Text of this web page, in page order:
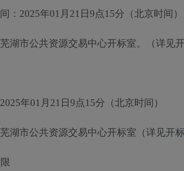
： 2025年01月21日9点15分 （北京时间）
芜湖市公共资源交易中心开标室。（详见
2025年01月21日9点15分 （北京时间）
湖市公共资源交易中心开标室（详见开